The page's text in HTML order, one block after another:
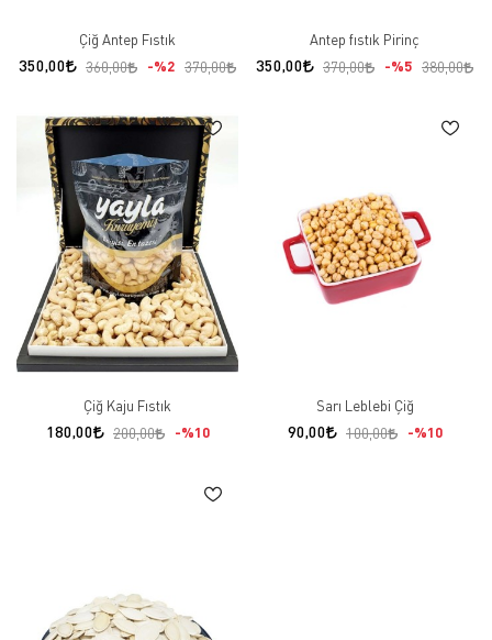
Çiğ Antep Fıstık
350,00 360,00 %2 370,00
Antep fıstık Pirinç
350,00 370,00 %5 380,00
Çiğ Kaju Fıstık
180,00 200,00 %10
Sarı Leblebi Çiğ
90,00 100,00 %10